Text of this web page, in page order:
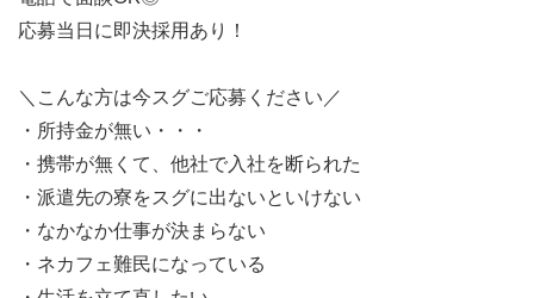
応募当日に即決採用あり！
＼こんな方は今スグご応募ください／
・所持金が無い・・・
・携帯が無くて、他社で入社を断られた
・派遣先の寮をスグに出ないといけない
・なかなか仕事が決まらない
・ネカフェ難民になっている